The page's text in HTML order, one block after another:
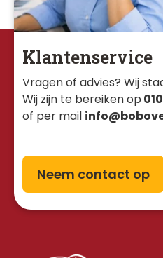
Klantenservice
Vragen of advies? Wij
Wij zijn te bereiken op
of per mail
Neem contact op